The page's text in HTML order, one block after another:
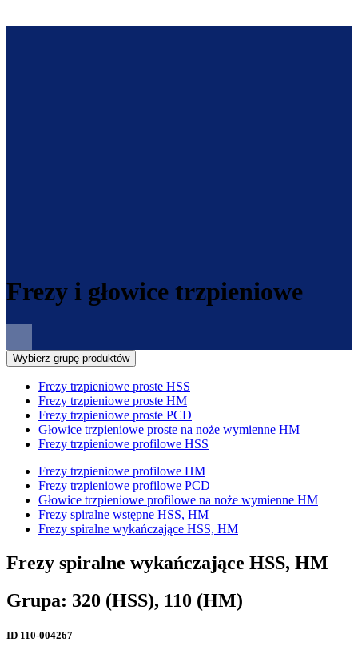
Frezy i głowice trzpieniowe
Wybierz grupę produktów
Frezy trzpieniowe proste HSS
Frezy trzpieniowe proste HM
Frezy trzpieniowe proste PCD
Głowice trzpieniowe proste na noże wymienne HM
Frezy trzpieniowe profilowe HSS
Frezy trzpieniowe profilowe HM
Frezy trzpieniowe profilowe PCD
Głowice trzpieniowe profilowe na noże wymienne HM
Frezy spiralne wstępne HSS, HM
Frezy spiralne wykańczające HSS, HM
Frezy spiralne wykańczające HSS, HM
Grupa: 320 (HSS), 110 (HM)
ID 110-004267